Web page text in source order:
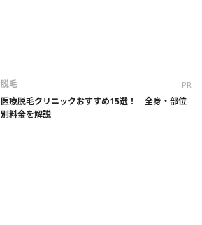
脱毛 PR
医療脱毛クリニックおすすめ15選！ 全身・部位
別料金を解説